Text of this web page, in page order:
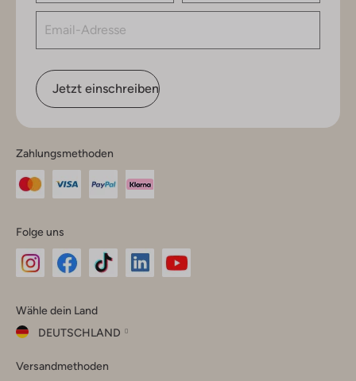
Jetzt einschreiben
Zahlungsmethoden
Folge uns
Instagram
Facebook
TikTok
Wähle dein Land
DEUTSCHLAND
dein
Versandmethoden